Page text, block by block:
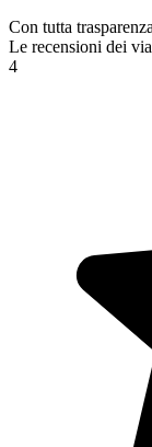
Con tutta trasparenza
Le recensioni dei
4